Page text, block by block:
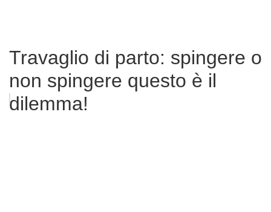
Travaglio di parto: spingere o
non spingere questo è il
dilemma!